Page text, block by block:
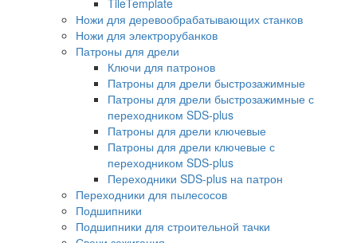
TileTemplate
Ножи для деревообрабатывающих станков
Ножи для электрорубанков
Патроны для дрели
Ключи для патронов
Патроны для дрели быстрозажимные
Патроны для дрели быстрозажимные с
переходником SDS-plus
Патроны для дрели ключевые
Патроны для дрели ключевые с
переходником SDS-plus
Переходники SDS-plus на патрон
Переходники для пылесосов
Подшипники
Подшипники для строительной тачки